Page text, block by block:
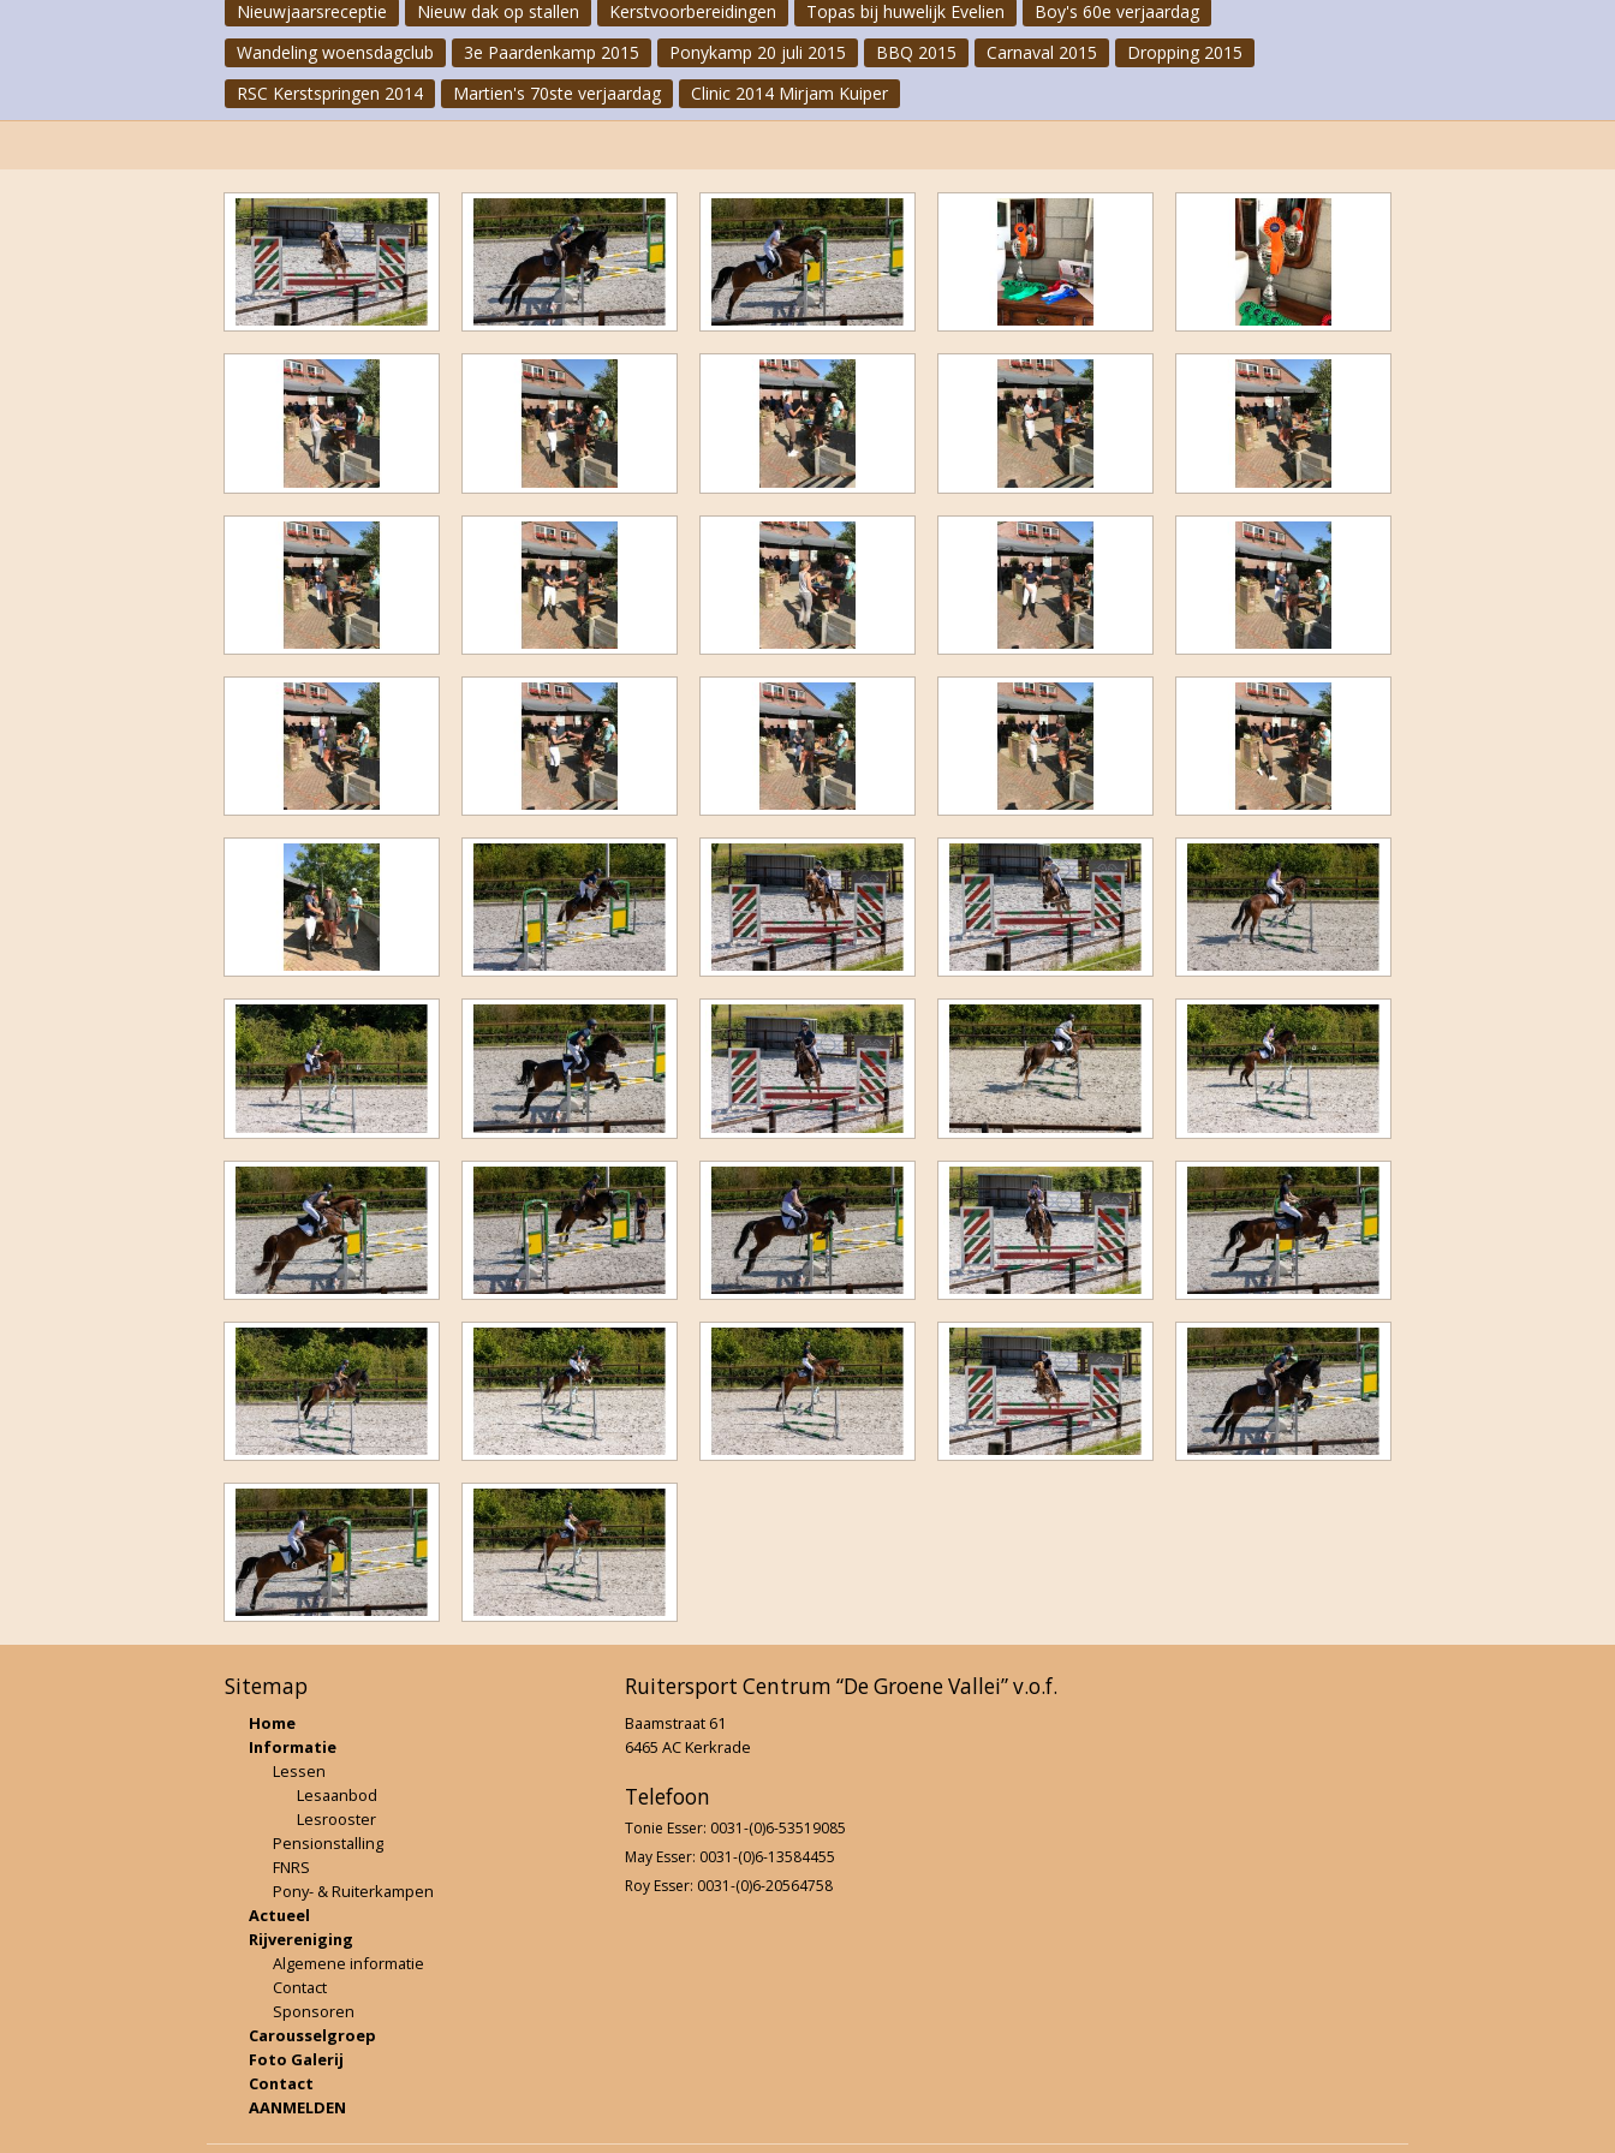
Clinic Jeannette Haazen
Cross II 2022
Laatste paardenkamp 2022
Ponykampen 2022
Bakopening 2022
Speurtocht 2022
1e Paardenkamp 2022
Cross juni 2022
Jump and Bike 2022
F-Proeven maart 2022
Novemberkamp 2021
Clubkampioenschap 2021
3e Paardenkamp 2021
5e Ponykamp 2021
4e Ponykamp 2021
3e Ponykamp 2021
Cross Juli 2021
Cross Juni 2021
F-proeven sept 2020
5e Ponykamp 2020
4e Ponykamp 2020
3e Ponykamp 2020
Dameskamp 2020
2e Ponykamp 2020
1e ponykamp 2020
Eerste paardenkamp 2019
Nieuwjaarsreceptie
Nieuw dak op stallen Kerstvoorbereidingen Topas bij huwelijk Evelien
Boy's 60e verjaardag
Wandeling woensdagclub
3e Paardenkamp 2015 Ponykamp 20 juli 2015 BBQ 2015 Carnaval 2015
Dropping 2015
RSC Kerstspringen 2014
Martien's 70ste verjaardag Clinic 2014 Mirjam Kuiper
Sitemap
Home
Informatie
Lessen
Lesaanbod
Lesrooster
Pensionstalling
FNRS
Pony- & Ruiterkampen
Actueel
Rijvereniging
Algemene informatie
Contact
Sponsoren
Carousselgroep
Foto Galerij
Contact
AANMELDEN
Ruitersport Centrum “De Groene Vallei” v.o.f.
Baamstraat 61
6465 AC Kerkrade
Telefoon
Tonie Esser: 0031-(0)6-53519085
May Esser: 0031-(0)6-13584455
Roy Esser: 0031-(0)6-20564758